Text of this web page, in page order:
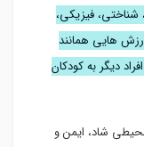
فیزیکی،
هایی همانند
دیگر به کودکان
شاد، ایمن و